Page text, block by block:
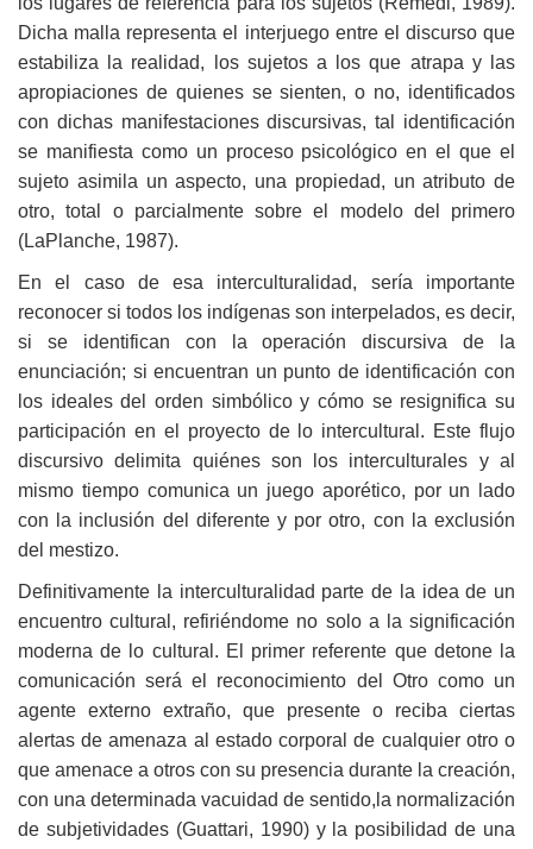
Dicha malla representa el interjuego entre el discurso que
estabiliza la realidad, los sujetos a los que atrapa y las
apropiaciones de quienes se sienten, o no, identificados
con dichas manifestaciones discursivas, tal identificación
se manifiesta como un proceso psicológico en el que el
sujeto asimila un aspecto, una propiedad, un atributo de
otro, total o parcialmente sobre el modelo del primero
(LaPlanche, 1987).
En el caso de esa interculturalidad, sería importante
reconocer si todos los indígenas son interpelados, es decir,
si se identifican con la operación discursiva de la
enunciación; si encuentran un punto de identificación con
los ideales del orden simbólico y cómo se resignifica su
participación en el proyecto de lo intercultural. Este flujo
discursivo delimita quiénes son los interculturales y al
mismo tiempo comunica un juego aporético, por un lado
con la inclusión del diferente y por otro, con la exclusión
del mestizo.
Definitivamente la interculturalidad parte de la idea de un
encuentro cultural, refiriéndome no solo a la significación
moderna de lo cultural. El primer referente que detone la
comunicación será el reconocimiento del Otro como un
agente externo extraño, que presente o reciba ciertas
alertas de amenaza al estado corporal de cualquier otro o
que amenace a otros con su presencia durante la creación,
con una determinada vacuidad de sentido,la normalización
de subjetividades (Guattari, 1990) y la posibilidad de una